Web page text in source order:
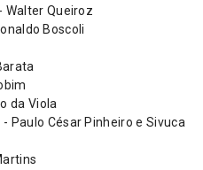
Walter Queiroz
Boscoli
da Viola
- Paulo César Pinheiro e Sivuca